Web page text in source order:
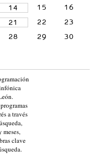
14 15
16
21 22
23
28 29 30
a través
meses,
clave